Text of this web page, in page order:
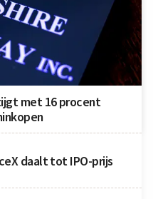
met 16 procent
daalt tot IPO-prijs